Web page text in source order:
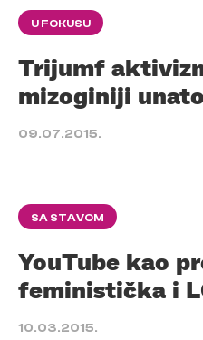
U FOKUSU
Trijumf
mizoginiji
09.07.2015.
SA STAVOM
YouTube kao
feministička i
10.03.2015.